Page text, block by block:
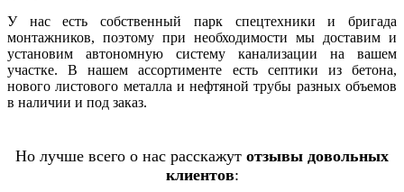
У нас есть собственный парк спецтехники и бригада
монтажников, поэтому при необходимости мы доставим и
установим автономную систему канализации на вашем
участке. В нашем ассортименте есть септики из бетона,
нового листового металла и нефтяной трубы разных объемов
в наличии и под заказ.
Но лучше всего о нас расскажут отзывы довольных
клиентов: